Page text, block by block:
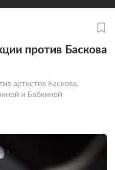
против Баскова
артистов Баскова,
и Бабкиной